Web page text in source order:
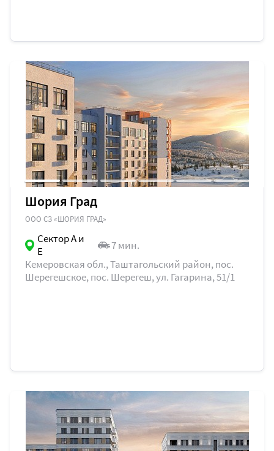
Шория Град
ООО СЗ «ШОРИЯ ГРАД»
Сектор А и
Е
7 мин.
Кемеровская обл., Таштагольский район, пос.
Шерегешское, пос. Шерегеш, ул. Гагарина, 51/1